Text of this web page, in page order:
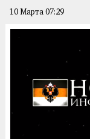
10 Марта 07:29